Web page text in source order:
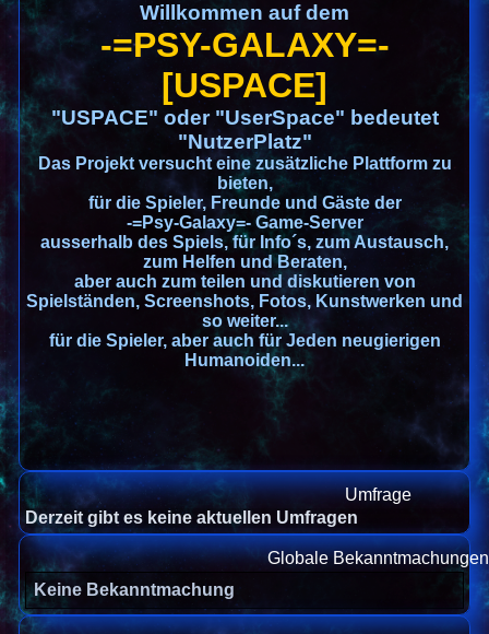
Willkommen auf dem
-=PSY-GALAXY=-
[USPACE]
"USPACE" oder "UserSpace" bedeutet
"NutzerPlatz"
Das Projekt versucht eine zusätzliche Plattform zu
bieten,
für die Spieler, Freunde und Gäste der
-=Psy-Galaxy=- Game-Server
ausserhalb des Spiels, für Info´s, zum Austausch,
zum Helfen und Beraten,
aber auch zum teilen und diskutieren von
Spielständen, Screenshots, Fotos, Kunstwerken und
so weiter...
für die Spieler, aber auch für Jeden neugierigen
Humanoiden...
Umfrage
Derzeit gibt es keine aktuellen Umfragen
Globale Bekanntmachungen
Keine Bekanntmachung